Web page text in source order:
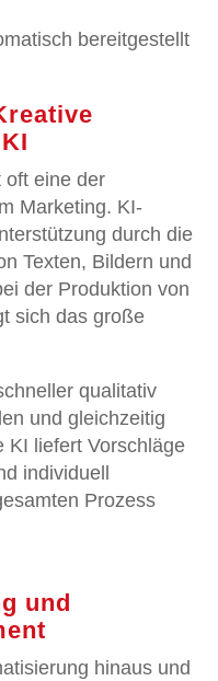
bereitgestellt
oft eine der
Marketing. KI-
durch die
Texten, Bildern und
der Produktion von
sich das große
qualitativ
und gleichzeitig
KI liefert Vorschläge
individuell
Prozess
und
hinaus und